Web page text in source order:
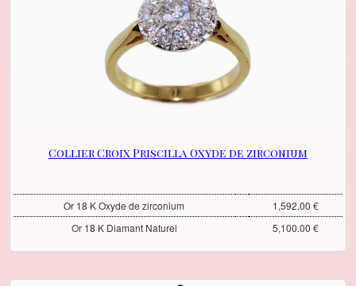
Collier Croix Priscilla Oxyde de zirconium
Or 18 K Oxyde de zirconium
1,592.00 €
Or 18 K Diamant Naturel
5,100.00 €